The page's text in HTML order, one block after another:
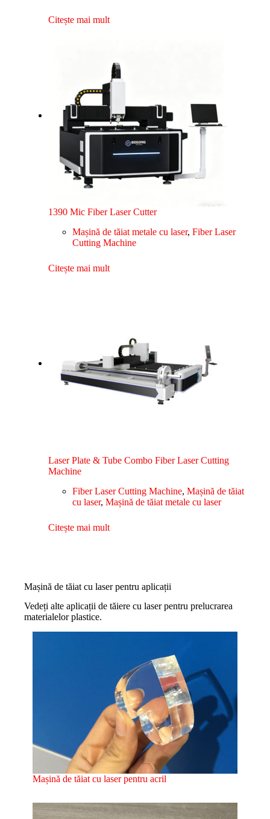
Citește mai mult
1390 Mic Fiber Laser Cutter
Mașină de tăiat metale cu laser,Fiber Laser
Cutting Machine
Citește mai mult
Laser Plate & Tube Combo Fiber Laser Cutting
Machine
Fiber Laser Cutting Machine,Mașină de tăiat
cu laser,Mașină de tăiat metale cu laser
Citește mai mult
Mașină de tăiat cu laser pentru aplicații
Vedeți alte aplicații de tăiere cu laser pentru prelucrarea
materialelor plastice.
Mașină de tăiat cu laser pentru acril